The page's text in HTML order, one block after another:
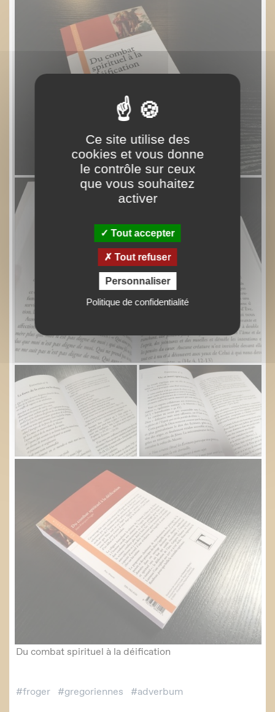
Ce site utilise des
cookies et vous donne
le contrôle sur ceux
que vous souhaitez
activer
Tout accepter
Tout refuser
Personnaliser
Politique de confidentialité